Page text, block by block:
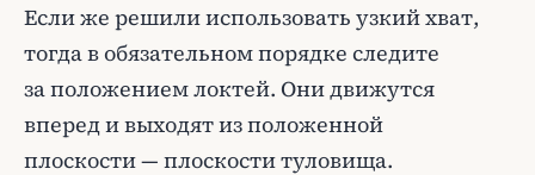
Если же решили использовать узкий хват,
тогда в обязательном порядке следите
за положением локтей. Они движутся
вперед и выходят из положенной
плоскости — плоскости туловища.